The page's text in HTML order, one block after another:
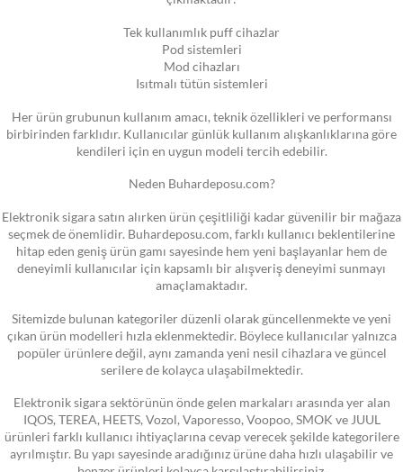
Tek kullanımlık puff cihazlar
Pod sistemleri
Mod cihazları
Isıtmalı tütün sistemleri
Her ürün grubunun kullanım amacı, teknik özellikleri ve performansı
birbirinden farklıdır. Kullanıcılar günlük kullanım alışkanlıklarına göre
kendileri için en uygun modeli tercih edebilir.
Neden Buhardeposu.com?
Elektronik sigara satın alırken ürün çeşitliliği kadar güvenilir bir mağaza
seçmek de önemlidir. Buhardeposu.com, farklı kullanıcı beklentilerine
hitap eden geniş ürün gamı sayesinde hem yeni başlayanlar hem de
deneyimli kullanıcılar için kapsamlı bir alışveriş deneyimi sunmayı
amaçlamaktadır.
Sitemizde bulunan kategoriler düzenli olarak güncellenmekte ve yeni
çıkan ürün modelleri hızla eklenmektedir. Böylece kullanıcılar yalnızca
popüler ürünlere değil, aynı zamanda yeni nesil cihazlara ve güncel
serilere de kolayca ulaşabilmektedir.
Elektronik sigara sektörünün önde gelen markaları arasında yer alan
IQOS, TEREA, HEETS, Vozol, Vaporesso, Voopoo, SMOK ve JUUL
ürünleri farklı kullanıcı ihtiyaçlarına cevap verecek şekilde kategorilere
ayrılmıştır. Bu yapı sayesinde aradığınız ürüne daha hızlı ulaşabilir ve